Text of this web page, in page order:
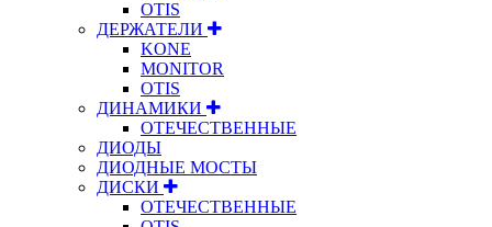
OTIS
ДЕРЖАТЕЛИ
KONE
MONITOR
OTIS
ДИНАМИКИ
ОТЕЧЕСТВЕННЫЕ
ДИОДЫ
ДИОДНЫЕ МОСТЫ
ДИСКИ
ОТЕЧЕСТВЕННЫЕ